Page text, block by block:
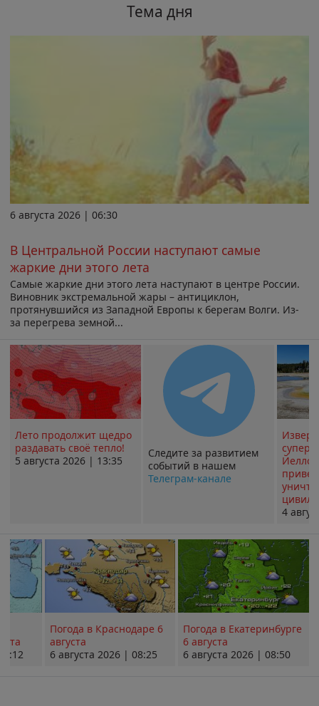
Тема дня
6 августа 2026 | 06:30
В Центральной России наступают самые
жаркие дни этого лета
Самые жаркие дни этого лета наступают в центре России.
Виновник экстремальной жары – антициклон,
протянувшийся из Западной Европы к берегам Волги. Из-
за перегрева земной...
Лето продолжит щедро
раздавать своё тепло!
5 августа 2026 | 13:35
Следите за развитием
событий в нашем
Телеграм-канале
4
Погода в Краснодаре 6
августа
6 августа 2026 | 08:25
Погода в Екатеринбурге
6 августа
6 августа 2026 | 08:50